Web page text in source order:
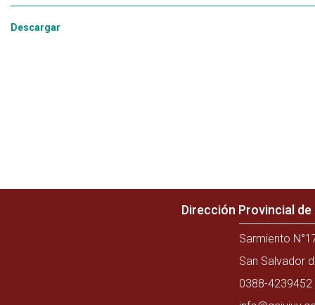
Descargar
Dirección Provincial
Sarmiento
San Salvador
0388-